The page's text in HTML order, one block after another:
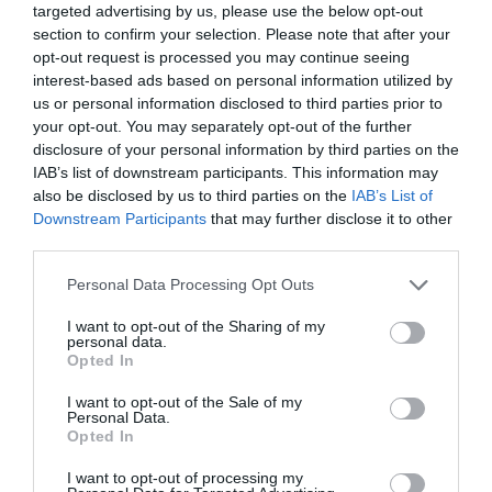
targeted advertising by us, please use the below opt-out
section to confirm your selection. Please note that after your
opt-out request is processed you may continue seeing
interest-based ads based on personal information utilized by
us or personal information disclosed to third parties prior to
your opt-out. You may separately opt-out of the further
disclosure of your personal information by third parties on the
IAB’s list of downstream participants. This information may
also be disclosed by us to third parties on the IAB’s List of
Downstream Participants that may further disclose it to other
Personal Data Processing Opt Outs
I want to opt-out of the Sharing of my
personal data.
Opted In
I want to opt-out of the Sale of my
Personal Data.
Opted In
I want to opt-out of processing my
„Diferenţe deja ample care se lărgesc, aşadar –
relevă cercetătorii de la Censis – coeziunea socială
care se sfărâmă. Cursa către clasa de mijloc, tipică a
anilor ‘80 şi ’90, s-a transformat cu ofugă în direcţii
opuse,cu mulţi care merg în jos şi numai puţini care
reuşesc să urce. În această situaţie, riscul
reîntoarcerii la conflict social este înalt”.
Inegalităţile sociale nu privesc numai averile şi
generează diferenţe. Cum ar fi să ai sau să nu ai
faţă de cuplurile fără copii, riscul de a ajunge în
sărăcie (în primul caz sub risc sunt 11,6%, în al doilea
caz 13,1%). Însă naşterea celui de-al doilea copil face